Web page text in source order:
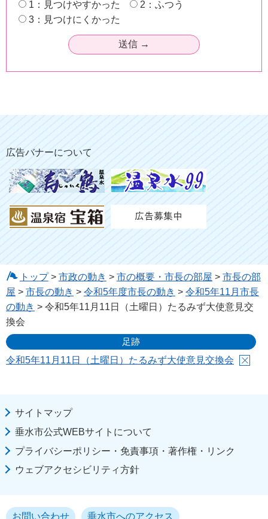
1：見つけやすかった
2：ふつう
3：見つけにくかった
広告バナーについて
トップ> 市政の動き > 市の概要・市長の部屋 > 市長の部
屋 > 市長の動き > 令和5年度市長の動き > 令和5年11月市長
の動き > 令和5年11月11日（土曜日）たるみず大使意見交
換会
足跡
令和5年11月11日（土曜日）たるみず大使意見交換会
サイトマップ
垂水市公式WEBサイトについて
プライバシーポリシー・免責事項・著作権・リンク
ウェブアクセシビリティ方針
お問い合わせ 垂水市へのアクセス